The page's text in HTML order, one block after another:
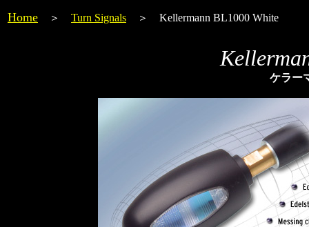
Home ＞ Turn Signals ＞ Kellermann BL1000 White
ケラー